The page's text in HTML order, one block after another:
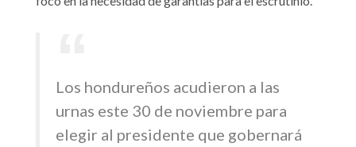
Los hondureños acudieron a las
urnas este 30 de noviembre para
elegir al presidente que gobernará